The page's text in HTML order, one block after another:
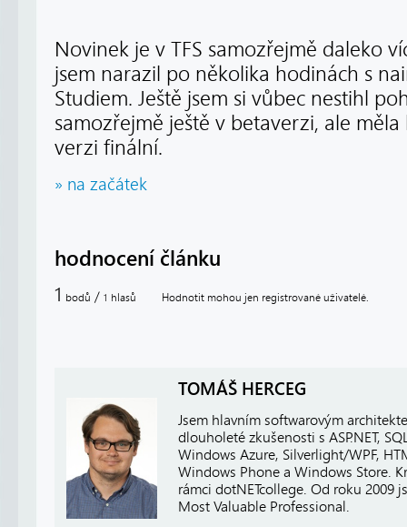
Novinek je v TFS samozřejmě daleko
jsem narazil po několika hodinách s
Studiem. Ještě jsem si vůbec nestihl
samozřejmě ještě v betaverzi, ale
verzi finální.
» na začátek
hodnocení článku
1 bodů / 1 hlasů Hodnotit mohou jen registrované uživatelé.
TOMÁŠ HERCEG
Jsem hlavním softwarovým
dlouholeté zkušenosti s ASP.NET,
Windows Azure, Silverlight/WPF,
Windows Phone a Windows Store.
rámci dotNETcollege. Od roku 2009
Most Valuable Professional.